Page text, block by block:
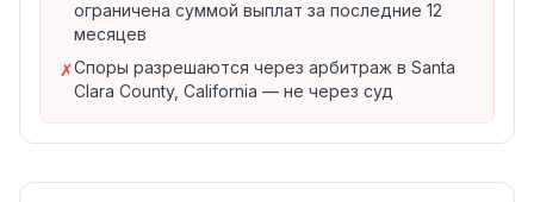
Открытое сообщество и ремиксы
умолчанию весь пользовательский контент
ограничена суммой выплат за последние 12
месяцев
✗Споры разрешаются через арбитраж в Santa
Clara County, California — не через суд